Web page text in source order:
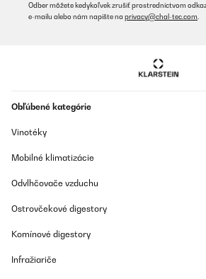
Odber môžete kedykoľvek zrušiť prostredníctvom
e-mailu alebo nám napíšte na privacy@chal-tec.com
Obľúbené kategórie
Vinotéky
Mobilné klimatizácie
Odvlhčovače vzduchu
Ostrovčekové digestory
Komínové digestory
Infražiariče